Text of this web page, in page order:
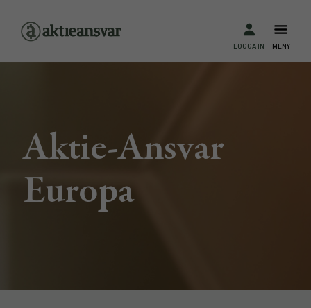
MENY
LOGGA IN
Aktie-Ansvar
Europa